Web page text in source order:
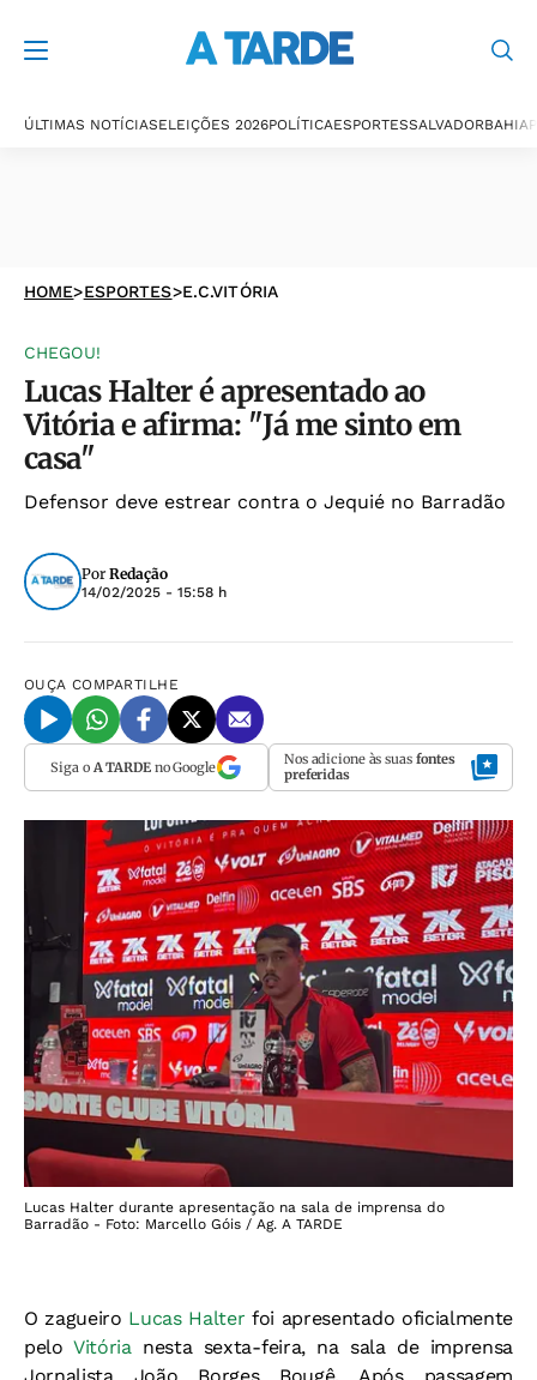
ÚLTIMAS NOTÍCIASELEIÇÕES 2026POLÍTICAESPORTESSALVADORBAHIA
HOME>ESPORTES>E.C.VITÓRIA
CHEGOU!
Lucas Halter é apresentado ao
Vitória e afirma: "Já me sinto em
casa"
Defensor deve estrear contra o Jequié no Barradão
Por Redação
14/02/2025 - 15:58 h
OUÇA COMPARTILHE
Siga o A TARDEno Google Nos adicione às suas fontes
preferidas
Lucas Halter durante apresentação na sala de imprensa do
Barradão - Foto: Marcello Góis / Ag. A TARDE
O zagueiro Lucas Halter foi apresentado oficialmente
peloVitórianesta sexta-feira, na sala de imprensa